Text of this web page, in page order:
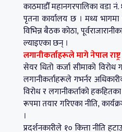
काठमाडौँ महानगरपालिका वडा
पृतना कार्यालय छ । मध्य भागमा
विभिन्न बैठक कोठा,
ल्याइएका छन् ।
लगानीकर्ताहरूले मागे नेपाल
सेयर धितो कर्जा सीमाको विरोध
लगानीकर्ताहरूले गभर्नर
विरोध र लगानीकर्ताको
रूपमा तयार गरिएका नीति,
।
प्रदर्शनकारीले १० कित्ता नीति